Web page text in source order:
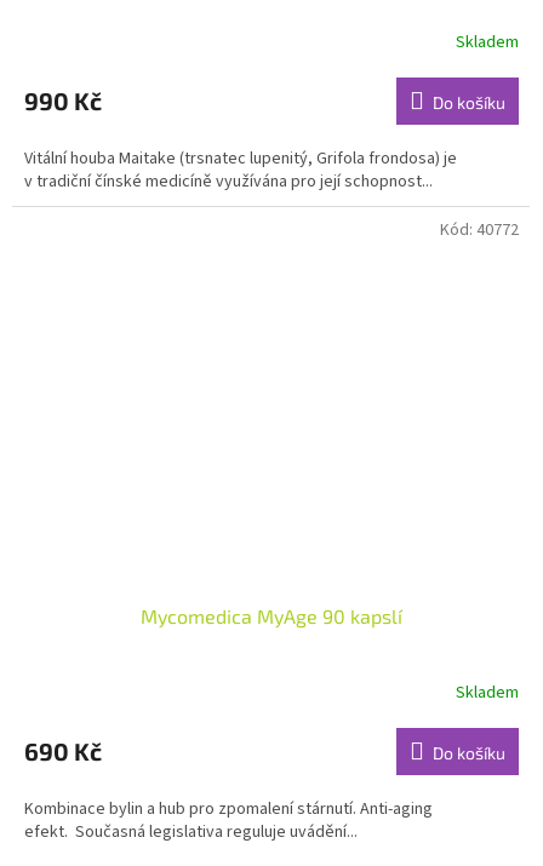
produktu
je
z
5
hvězdiček.
Skladem
990 Kč Do košíku
Vitální houba Maitake (trsnatec lupenitý, Grifola frondosa) je
v tradiční čínské medicíně využívána pro její schopnost...
Mycomedica MyAge 90 kapslí
produktu
je
z
5
Skladem
690 Kč Do košíku
Kombinace bylin a hub pro zpomalení stárnutí. Anti-aging
efekt. Současná legislativa reguluje uvádění...
Kód: 40772